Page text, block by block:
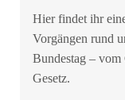
Hier findet ihr
Vorgängen rund
Bundestag –
Gesetz.